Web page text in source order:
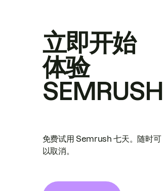
立即开始
体验
SEMRUSH
免费试用 Semrush 七天。随时可
以取消。